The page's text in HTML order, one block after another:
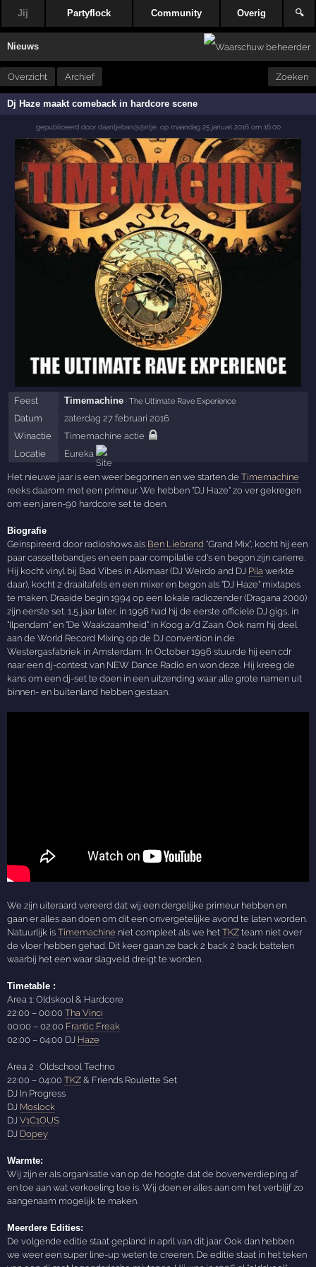
Jij Partyflock Community Overig 🔍
Nieuws
Overzicht Archief Zoeken
Dj Haze maakt comeback in hardcore scene
gepubliceerd door daantjeban@@ntje, op maandag 25 januari 2016 om 16:00
Feest Timemachine · The Ultimate Rave Experience
Datum
zaterdag 27 februari 2016
Winactie
Timemachine actie
Locatie
Eureka
Het nieuwe jaar is een weer begonnen en we starten deTimemachine
reeks daarom met een primeur. We hebben "DJ Haze" zo ver gekregen
om een jaren-90 hardcore set te doen.
Biografie
Geinspireerd door radioshows als Ben Liebrand "Grand Mix", kocht hij een
paar cassettebandjes en een paar compilatie cd's en begon zijn carierre.
Hij kocht vinyl bij Bad Vibes in Alkmaar (DJ Weirdo and DJ Pila werkte
daar), kocht 2 draaitafels en een mixer en begon als "DJ Haze" mixtapes
te maken. Draaide begin 1994 op een lokale radiozender (Dragana 2000)
zijn eerste set. 1,5 jaar later, in 1996 had hij de eerste officiele DJ gigs, in
"Ilpendam" en "De Waakzaamheid" in Koog a/d Zaan. Ook nam hij deel
aan de World Record Mixing op de DJ convention in de
Westergasfabriek in Amsterdam. In October 1996 stuurde hij een cdr
naar een dj-contest van NEW Dance Radio en won deze. Hij kreeg de
kans om een dj-set te doen in een uitzending waar alle grote namen uit
binnen- en buitenland hebben gestaan.
We zijn uiteraard vereerd dat wij een dergelijke primeur hebben en
gaan er alles aan doen om dit een onvergetelijke avond te laten worden.
Natuurlijk isTimemachine niet compleet als we hetTKZ team niet over
de vloer hebben gehad. Dit keer gaan ze back 2 back 2 back battelen
waarbij het een waar slagveld dreigt te worden.
Timetable :
Area 1: Oldskool & Hardcore
22:00 – 00:00Tha Vinci
00:00 – 02:00 Frantic Freak
02:00 – 04:00 DJ Haze
Area 2 : Oldschool Techno
22:00 – 04:00TKZ & Friends Roulette Set
DJ In Progress
DJ Moslock
DJV1C1OUS
DJ Dopey
Warmte:
Wij zijn er als organisatie van op de hoogte dat de bovenverdieping af
en toe aan wat verkoeling toe is. Wij doen er alles aan om het verblijf zo
aangenaam mogelijk te maken.
Meerdere Edities:
De volgende editie staat gepland in april van dit jaar. Ook dan hebben
we weer een super line-up weten te creeren. De editie staat in het teken